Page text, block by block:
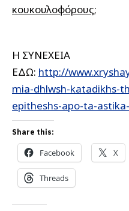
κουκουλοφόρους;
Η ΣΥΝΕΧΕΙΑ
ΕΔΩ: http://
mia-dhlwsh-katadikhs-
epitheshs-apo-ta-
Share this:
Facebook X
Threads